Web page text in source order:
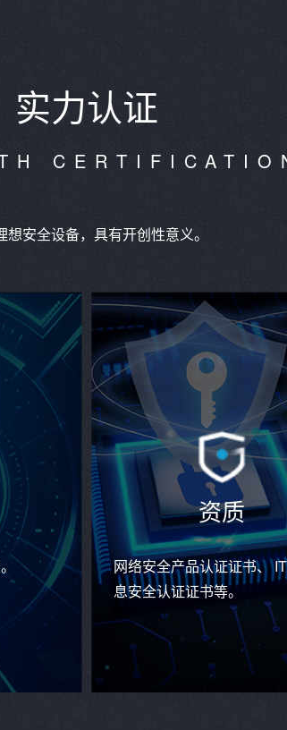
实力认证
安全设备，具有开创性意义。
资质
网络安全产品认证证书、
息安全认证证书等。